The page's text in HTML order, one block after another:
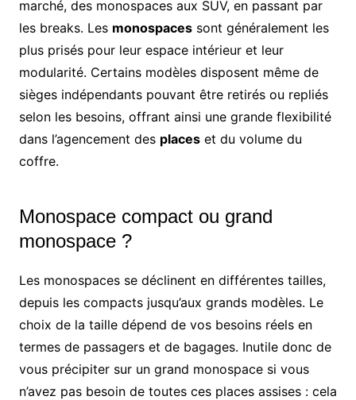
marché, des monospaces aux SUV, en passant par
les breaks. Les monospacessont généralement les
plus prisés pour leur espace intérieur et leur
modularité. Certains modèles disposent même de
sièges indépendants pouvant être retirés ou repliés
selon les besoins, offrant ainsi une grande flexibilité
dans l’agencement des placeset du volume du
coffre.
Monospace compact ou grand
monospace ?
Les monospaces se déclinent en différentes tailles,
depuis les compacts jusqu’aux grands modèles. Le
choix de la taille dépend de vos besoins réels en
termes de passagers et de bagages. Inutile donc de
vous précipiter sur un grand monospace si vous
n’avez pas besoin de toutes ces places assises : cela